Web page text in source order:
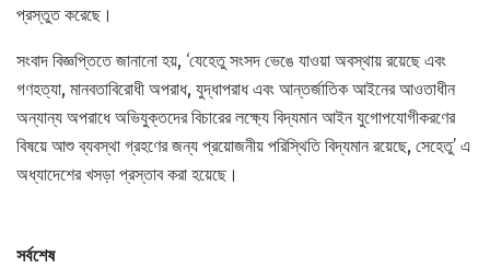
প্রস্তুত করেছে।
সংবাদ বিজ্ঞপ্তিতে জানানো হয়, ‘যেহেতু সংসদ ভেঙে যাওয়া অবস্থায় রয়েছে এবং
গণহত্যা, মানবতাবিরোধী অপরাধ, যুদ্ধাপরাধ এবং আন্তর্জাতিক আইনের আওতাধীন
অন্যান্য অপরাধে অভিযুক্তদের বিচারের লক্ষ্যে বিদ্যমান আইন যুগোপযোগীকরণের
বিষয়ে আশু ব্যবস্থা গ্রহণের জন্য প্রয়োজনীয় পরিস্থিতি বিদ্যমান রয়েছে, সেহেতু’ এ
অধ্যাদেশের খসড়া প্রস্তাব করা হয়েছে।
সর্বশেষ